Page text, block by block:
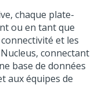
chaque plate-
ou en tant que
et les
connectant
base de données
aux équipes de